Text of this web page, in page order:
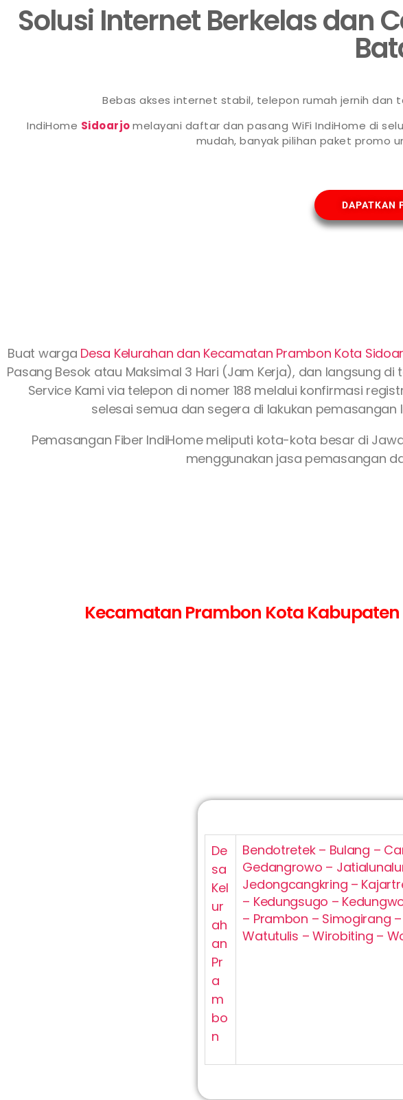
Solusi Internet Berkelas dan
Bebas akses internet stabil, telepon rumah jernih dan
IndiHome Sidoarjo melayani daftar dan pasang WiFi IndiHome di
mudah, banyak pilihan paket promo
DAPATKAN
Buat warga Desa Kelurahan dan Kecamatan Prambon Kota
Pasang Besok atau Maksimal 3 Hari (Jam Kerja), dan langsung
Service Kami via telepon di nomer 188 melalui konfirmasi
selesai semua dan segera di lakukan pemasangan
Pemasangan Fiber IndiHome meliputi kota-kota besar di
menggunakan jasa pemasangan
Kecamatan Prambon Kota Kabupaten
De
sa
Kel
ur
ah
an
Pr
a
m
bo
n
Bendotretek – Bulang –
Gedangrowo –
Jedongcangkring –
– Kedungsugo –
– Prambon – Simogirang
Watutulis – Wirobiting –